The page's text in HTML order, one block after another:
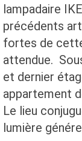
lampadaire
précédents
fortes de
attendue.
et dernier
appartement
Le lieu
lumière